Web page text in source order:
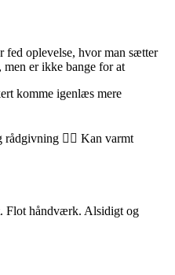
fed oplevelse, hvor man sætter
men erikke bange for at
komme igenlæs mere
rådgivning 👌🏼 Kan varmt
Flot håndværk. Alsidigt og